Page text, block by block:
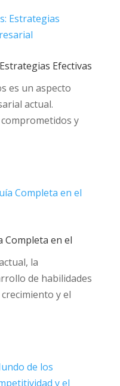
Efectivas
es un aspecto
actual.
y
Completa en el
la
de habilidades
y el